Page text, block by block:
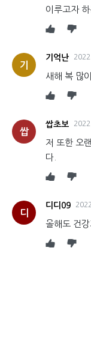
이루고자
기
기억난
새해 복 많
쌉
쌉초보
저 또한 오
다.
디
디디09
올해도 건